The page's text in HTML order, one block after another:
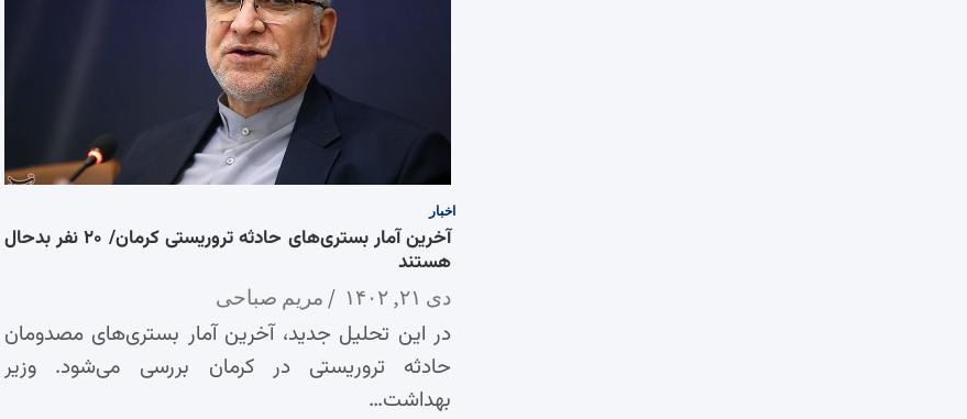
اخبار
آخرین آمار بستری‌های حادثه تروریستی کرمان/ ۲۰ نفر بدحال
هستند
دی ۲۱, ۱۴۰۲ مریم صباحی
در این تحلیل جدید، آخرین آمار بستری‌های مصدومان
حادثه تروریستی در کرمان بررسی می‌شود. وزیر
بهداشت…